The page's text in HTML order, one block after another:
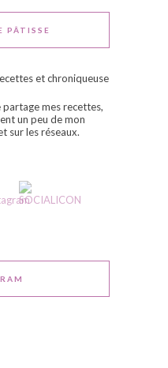
PÂTISSE
et chroniqueuse
mes recettes,
un peu de mon
sur les réseaux.